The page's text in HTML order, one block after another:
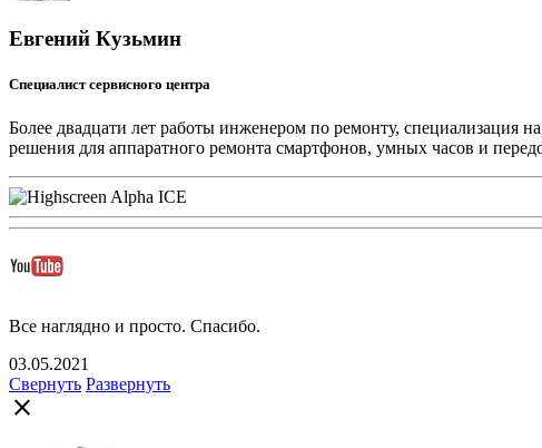
Евгений Кузьмин
Специалист сервисного центра
Более двадцати лет работы инженером по ремонту, специализация
решения для аппаратного ремонта смартфонов, умных часов и
Все наглядно и просто. Спасибо.
03.05.2021
Свернуть Развернуть
close